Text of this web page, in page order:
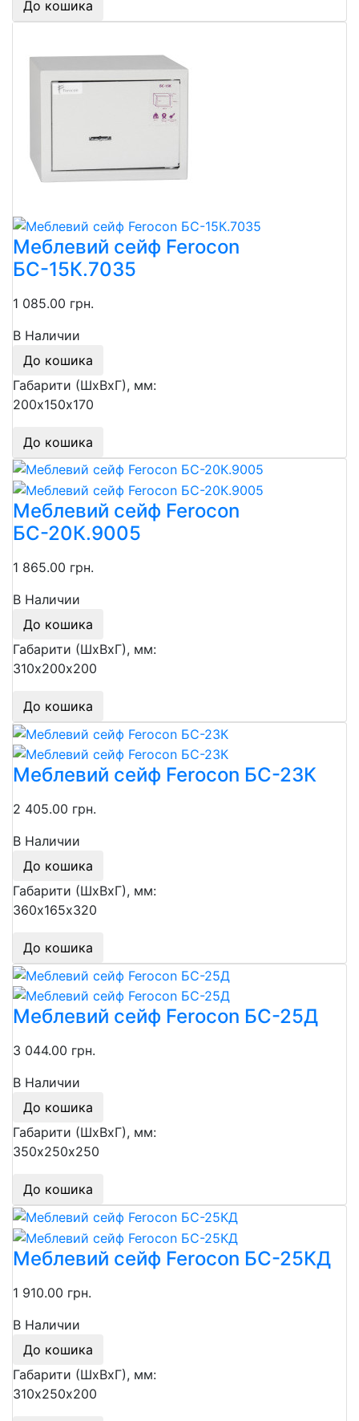
До кошика
Меблевий сейф Ferocon
БС-15К.7035
1 085.00 грн.
В Наличии
До кошика
Габарити (ШхВхГ), мм:
200х150х170
До кошика
Меблевий сейф Ferocon
БС-20К.9005
1 865.00 грн.
В Наличии
До кошика
Габарити (ШхВхГ), мм:
310х200х200
До кошика
Меблевий сейф Ferocon БС-23К
2 405.00 грн.
В Наличии
До кошика
Габарити (ШхВхГ), мм:
360х165х320
До кошика
Меблевий сейф Ferocon БС-25Д
3 044.00 грн.
В Наличии
До кошика
Габарити (ШхВхГ), мм:
350х250х250
До кошика
Меблевий сейф Ferocon БС-25КД
1 910.00 грн.
В Наличии
До кошика
Габарити (ШхВхГ), мм:
310х250х200